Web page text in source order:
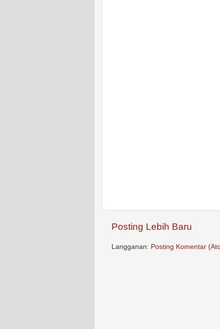
Posting Lebih Baru
Langganan: Posting Komentar